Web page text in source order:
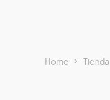
Home > Tienda